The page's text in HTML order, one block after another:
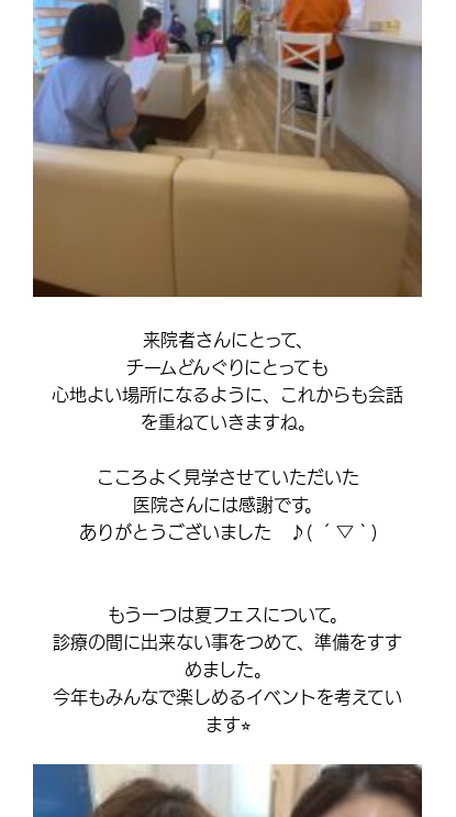
来院者さんにとって、
チームどんぐりにとっても
心地よい場所になるように、これからも会話
を重ねていきますね。
こころよく見学させていただいた
医院さんには感謝です。
ありがとうございました ♪( ´▽｀)
もう一つは夏フェスについて。
診療の間に出来ない事をつめて、準備をすす
めました。
今年もみんなで楽しめるイベントを考えてい
ます⭐︎